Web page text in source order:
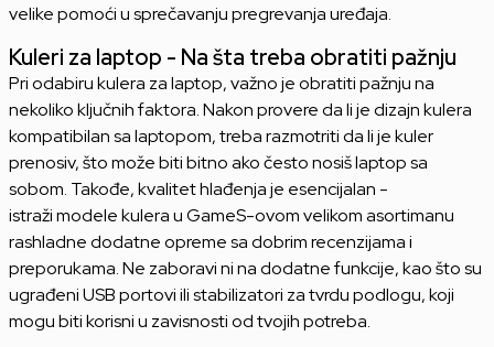
velike pomoći u sprečavanju pregrevanja uređaja.
Kuleri za laptop - Na šta treba obratiti pažnju
Pri odabiru kulera za laptop, važno je obratiti pažnju na
nekoliko ključnih faktora. Nakon provere da li je dizajn kulera
kompatibilan sa laptopom, treba razmotriti da li je kuler
prenosiv, što može biti bitno ako često nosiš laptop sa
sobom. Takođe, kvalitet hlađenja je esencijalan -
istraži modele kulera u GameS-ovom velikom asortimanu
rashladne dodatne opreme sa dobrim recenzijama i
preporukama. Ne zaboravi ni na dodatne funkcije, kao što su
ugrađeni USB portovi ili stabilizatori za tvrdu podlogu, koji
mogu biti korisni u zavisnosti od tvojih potreba.